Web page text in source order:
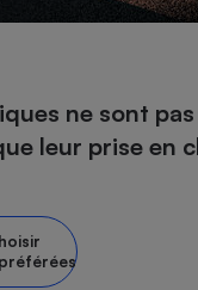
ne sont pas
leur prise en